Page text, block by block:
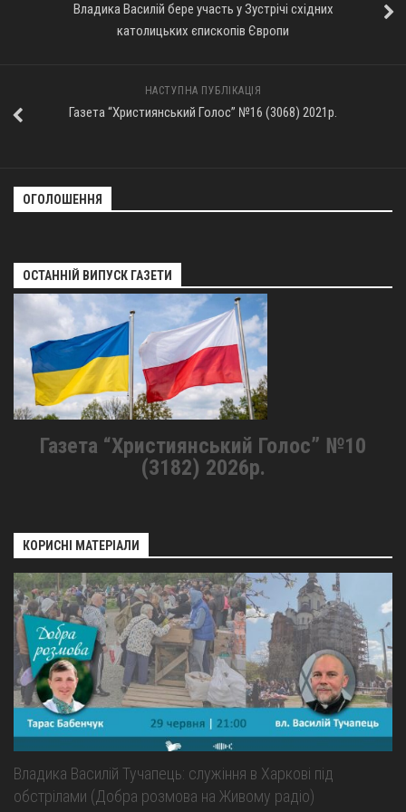
Владика Василій бере участь у Зустрічі східних
католицьких єпископів Європи
НАСТУПНА ПУБЛІКАЦІЯ
Газета “Християнський Голос” №16 (3068) 2021р.
ОГОЛОШЕННЯ
ОСТАННІЙ ВИПУСК ГАЗЕТИ
Газета “Християнський Голос” №10
(3182) 2026р.
КОРИСНІ МАТЕРІАЛИ
Владика Василій Тучапець: служіння в Харкові під
обстрілами (Добра розмова на Живому радіо)